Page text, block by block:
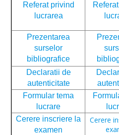
Referat privind
lucrarea
Prezentarea
surselor
bibliografice
Declaratii de
autenticitate
Formular tema
lucrare
Cerere inscriere la
examen
Cerere